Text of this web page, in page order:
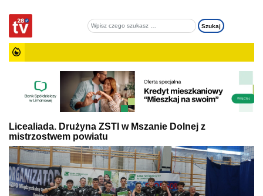
Licealiada. Drużyna ZSTI w Mszanie Dolnej z
mistrzostwem powiatu